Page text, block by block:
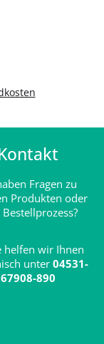
Fragen zu
Produkten oder
helfen wir Ihnen
unter 04531-
67908-890